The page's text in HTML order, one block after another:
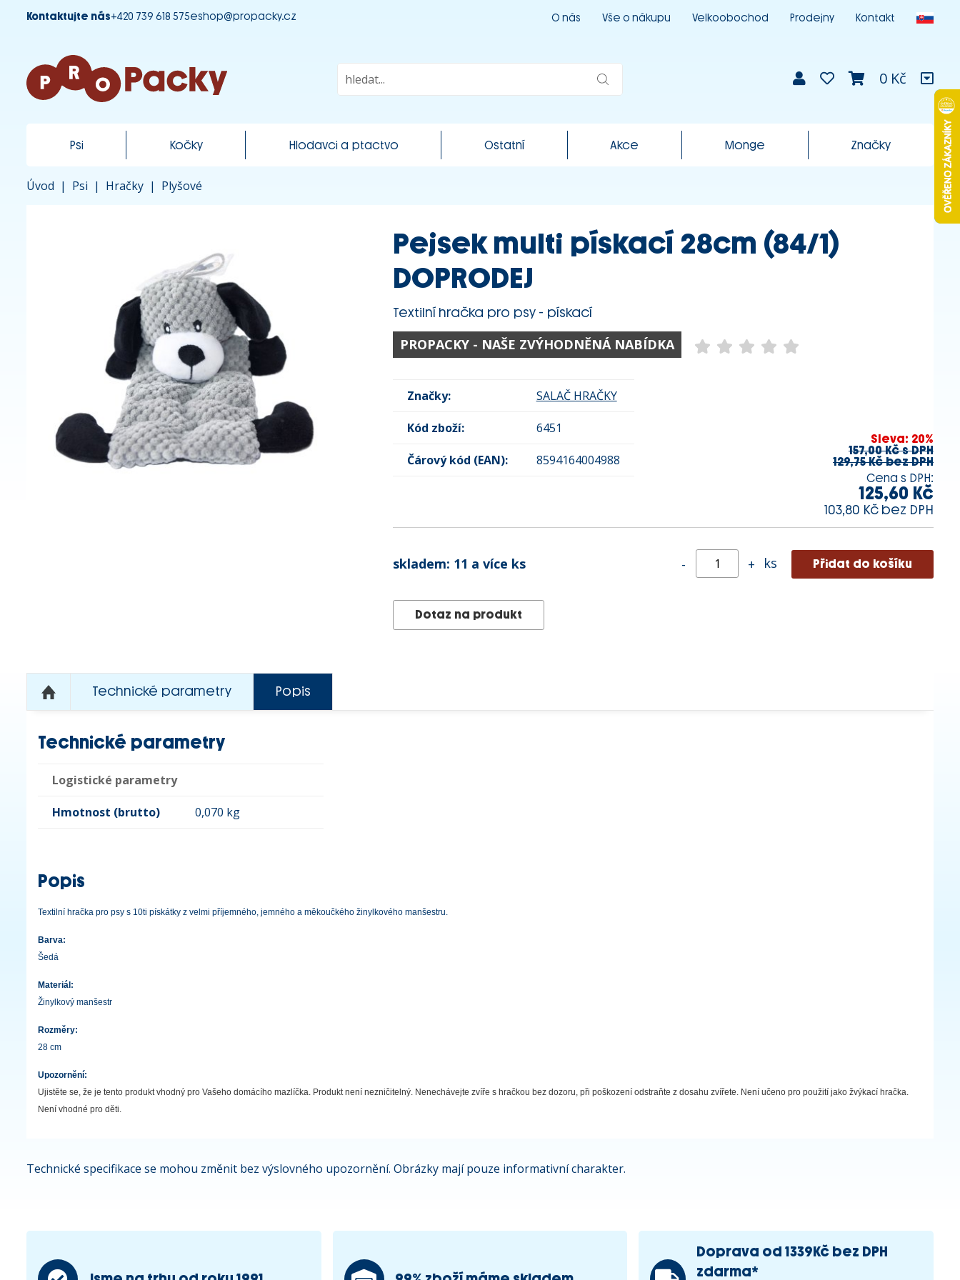
Kontaktujte nás+420 739 618 575eshop@propacky.cz O nás Vše o nákupu Velkoobochod Prodejny Kontakt
0 Kč
Psi Kočky Hlodavci a ptactvo Ostatní Akce Monge Značky
Úvod | Psi | Hračky | Plyšové
Pejsek multi pískací 28cm (84/1)
DOPRODEJ
Textilní hračka pro psy - pískací
PROPACKY - NAŠE ZVÝHODNĚNÁ NABÍDKA
Značky: SALAČ HRAČKY
Kód zboží: 6451
Čárový kód (EAN): 8594164004988
Sleva: 20%
157,00 Kč s DPH
129,75 Kč bez DPH
Cena s DPH:
125,60 Kč
103,80 Kč bez DPH
skladem: 11 a více ks - + ks
Dotaz na produkt
Technické parametry Popis
Technické parametry
Logistické parametry
Hmotnost (brutto) 0,070 kg
Popis
Textilní hračka pro psy s 10ti pískátky z velmi příjemného, jemného a měkoučkého žinylkového manšestru.
Barva:
Šedá
Materiál:
Žinylkový manšestr
Rozměry:
28 cm
Upozornění:
Ujistěte se, že je tento produkt vhodný pro Vašeho domácího mazlíčka. Produkt není nezničitelný. Nenechávejte zvíře s hračkou bez dozoru, při poškození odstraňte z dosahu zvířete. Není učeno pro použití jako žvýkací hračka.
Není vhodné pro děti.
Technické specifikace se mohou změnit bez výslovného upozornění. Obrázky mají pouze informativní charakter.
Doprava od 1339Kč bez DPH
zdarma*